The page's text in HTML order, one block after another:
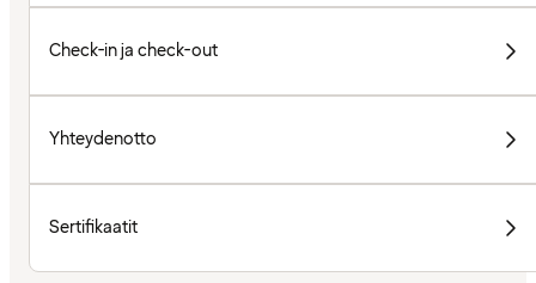
Check-in ja check-out
Yhteydenotto
Sertifikaatit